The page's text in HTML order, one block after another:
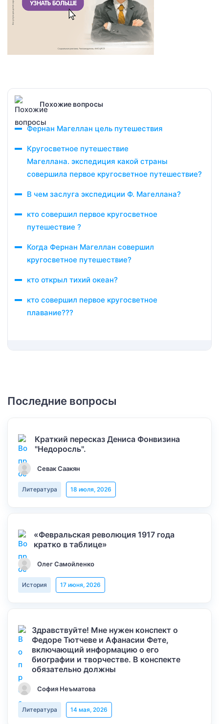
Похожие вопросы
Фернан Магеллан цель путешествия
Кругосветное путешествие
Магеллана. экспедиция какой страны
совершила первое кругосветное путешествие?
В чем заслуга экспедиции Ф. Магеллана?
кто совершил первое кругосветное
путешествие ?
Когда Фернан Магеллан совершил
кругосветное путешествие?
кто открыл тихий океан?
кто совершил первое кругосветное
плавание???
Последние вопросы
Краткий пересказ Дениса Фонвизина
"Недоросль".
Севак Саакян
Литература 18 июля, 2026
«Февральская революция 1917 года
кратко в таблице»
Олег Самойленко
История 17 июня, 2026
Здравствуйте! Мне нужен конспект о
Федоре Тютчеве и Афанасии Фете,
включающий информацию о его
биографии и творчестве. В конспекте
обязательно должны
София Неъматова
Литература 14 мая, 2026